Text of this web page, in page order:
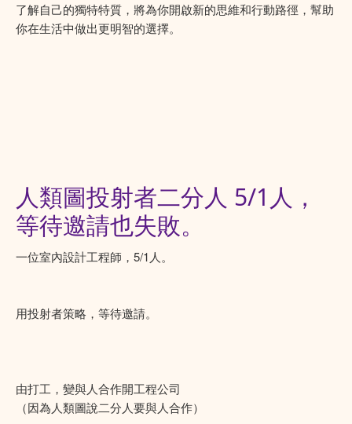
了解自己的獨特特質，將為你開啟新的思維和行動路徑，幫助
你在生活中做出更明智的選擇。
人類圖投射者二分人 5/1人，
等待邀請也失敗。
一位室內設計工程師，5/1人。
用投射者策略，等待邀請。
由打工，變與人合作開工程公司
（因為人類圖說二分人要與人合作）